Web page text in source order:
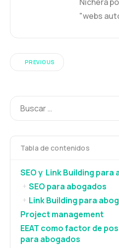
"webs
PREVIOUS
Tabla de contenidos
SEO y Link Building para
+ SEO para abogados
+ Link Building para
Project management
EEAT como factor de
para abogados